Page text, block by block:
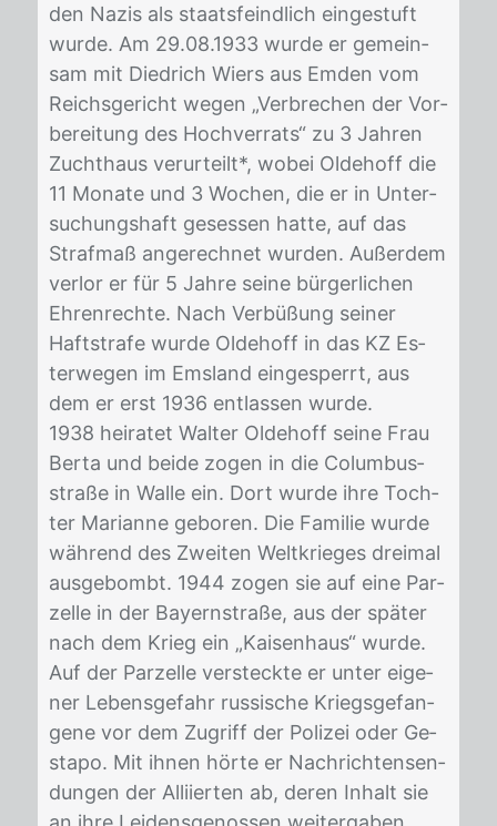
den Na­zis als staats­feind­lich ein­ge­stuft
wur­de. Am 29.08.1933 wur­de er ge­mein­
sam mit Di­ed­rich Wiers aus Em­den vom
Reichs­ge­richt we­gen „Ver­bre­chen der Vor­
be­rei­tung des Hoch­ver­rats“ zu 3 Jah­ren
Zucht­haus ver­ur­teilt*, wo­bei Ol­de­hoff die
11 Mo­na­te und 3 Wo­chen, die er in Un­ter­
su­chungs­haft ge­ses­sen hat­te, auf das
Straf­maß an­ge­rech­net wur­den. Au­ßer­dem
ver­lor er für 5 Jah­re sei­ne bür­ger­li­chen
Eh­ren­rech­te. Nach Ver­bü­ßung sei­ner
Haft­stra­fe wur­de Ol­de­hoff in das KZ Es­
ter­we­gen im Ems­land ein­ge­sperrt, aus
dem er erst 1936 ent­las­sen wur­de.
1938 hei­ra­tet Wal­ter Ol­de­hoff sei­ne Frau
Ber­ta und bei­de zo­gen in die Co­lum­bus­
stra­ße in Wal­le ein. Dort wur­de ihre Toch­
ter Ma­ri­an­ne ge­bo­ren. Die Fa­mi­lie wur­de
wäh­rend des Zwei­ten Welt­krie­ges drei­mal
aus­ge­bombt. 1944 zo­gen sie auf eine Par­
zel­le in der Bay­ern­stra­ße, aus der spä­ter
nach dem Krieg ein „Kai­sen­haus“ wur­de.
Auf der Par­zel­le ver­steck­te er un­ter ei­ge­
ner Le­bens­ge­fahr rus­si­sche Kriegs­ge­fan­
ge­ne vor dem Zu­griff der Po­li­zei oder Ge­
sta­po. Mit ih­nen hör­te er Nach­rich­ten­sen­
dun­gen der Al­li­ier­ten ab, de­ren In­halt sie